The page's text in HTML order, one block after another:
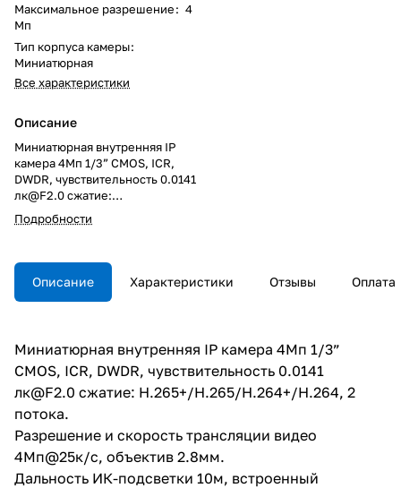
Максимальное разрешение: 4
Мп
Тип корпуса камеры:
Миниатюрная
Все характеристики
Описание
Миниатюрная внутренняя IP
камера 4Мп 1/3” CMOS, ICR,
DWDR, чувствительность 0.0141
лк@F2.0 сжатие:
H.265+/H.265/H.264+/H.264, 2
потока. Разрешение и скорость
объектив 2.8мм. Дальность ИК-
подсветки 10м, встроенный
микрофон и динамик
памяти Micro SD 256ГБ,
DC12V/PoE. Материал корпуса:
пластик. Температурный
диапазон: -10°C ~ +45°C.
Подробности
Описание Характеристики Отзывы Оплата
Миниатюрная внутренняя IP камера 4Мп 1/3”
CMOS, ICR, DWDR, чувствительность 0.0141
лк@F2.0 сжатие: H.265+/H.265/H.264+/H.264, 2
потока.
Разрешение и скорость трансляции видео
4Мп@25к/с, объектив 2.8мм.
Дальность ИК-подсветки 10м, встроенный